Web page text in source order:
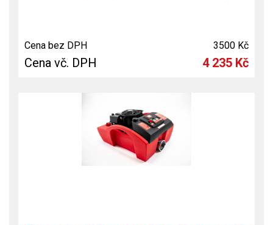
Cena bez DPH 3500 Kč
Cena vč. DPH 4 235 Kč